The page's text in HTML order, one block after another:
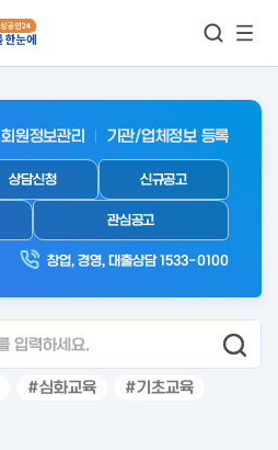
보기
회원정보관리 기관/업체정보 등록
상담신청 신규공고
관심공고
창업, 경영, 대출상담 1533-0100
심화교육
기초교육